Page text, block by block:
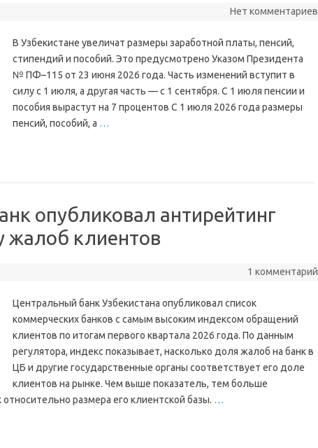
Нет комментариев
В Узбекистане увеличат размеры заработной платы, пенсий,
стипендий и пособий. Это предусмотрено Указом Президента
№ ПФ–115 от 23 июня 2026 года. Часть изменений вступит в
силу с 1 июля, а другая часть — с 1 сентября. С 1 июля пенсии и
пособия вырастут на 7 процентов С 1 июля 2026 года размеры
пенсий, пособий, а …
опубликовал антирейтинг
жалоб клиентов
1 комментарий
Центральный банк Узбекистана опубликовал список
коммерческих банков с самым высоким индексом обращений
клиентов по итогам первого квартала 2026 года. По данным
регулятора, индекс показывает, насколько доля жалоб на банк в
ЦБ и другие государственные органы соответствует его доле
клиентов на рынке. Чем выше показатель, тем больше
размера его клиентской базы. …